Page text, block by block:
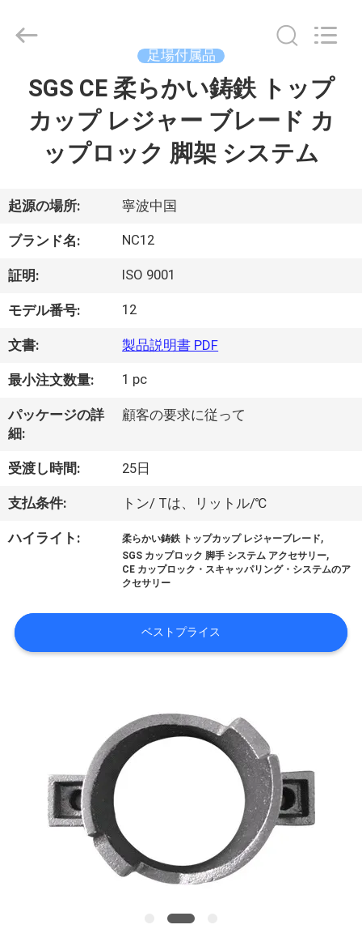
品
ビ
デ
オ
わ
た
ち
に
い
て
2018
CO.,LTD.
Reserved.
足場付属品
SGS CE 柔らかい鋳鉄 トップ
カップ レジャー ブレード カ
ップロック 脚架 システム
起源の場所: 寧波中国
ブランド名: NC12
証明: ISO 9001
モデル番号: 12
文書: 製品説明書 PDF
最小注文数量: 1 pc
パッケージの詳
細:
顧客の要求に従って
受渡し時間: 25日
支払条件: トン/ Tは、リットル/℃
ハイライト: 柔らかい鋳鉄 トップカップ レジャーブレード,
SGS カップロック 脚手 システム アクセサリー,
CE カップロック・スキャッパリング・システムのア
クセサリー
ベストプライス